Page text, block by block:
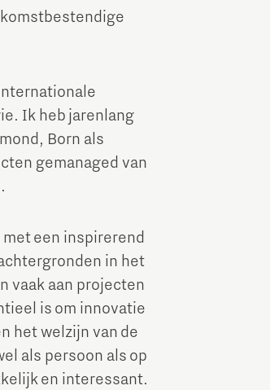
Ik heb jarenlang
Born als
gemanaged van
met een inspirerend
in het
vaak aan projecten
is om innovatie
het welzijn van de
als persoon als op
en interessant.